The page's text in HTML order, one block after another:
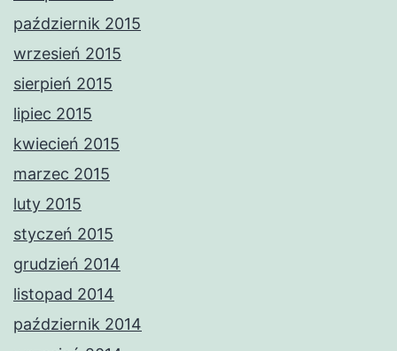
październik 2015
wrzesień 2015
sierpień 2015
lipiec 2015
kwiecień 2015
marzec 2015
luty 2015
styczeń 2015
grudzień 2014
listopad 2014
październik 2014